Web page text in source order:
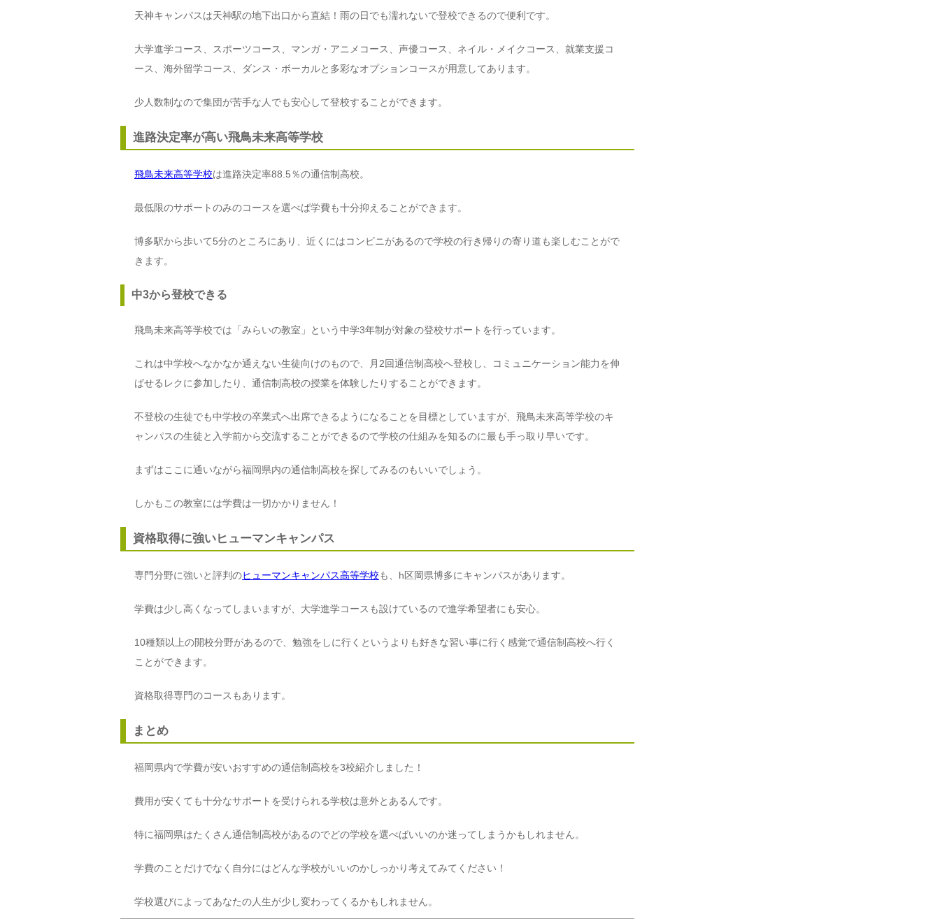
天神キャンパスは天神駅の地下出口から直結！雨の日でも濡れないで登校できるので便利です。
大学進学コース、スポーツコース、マンガ・アニメコース、声優コース、ネイル・メイクコース、就業支援コ
ース、海外留学コース、ダンス・ボーカルと多彩なオプションコースが用意してあります。
少人数制なので集団が苦手な人でも安心して登校することができます。
進路決定率が高い飛鳥未来高等学校
飛鳥未来高等学校は進路決定率88.5％の通信制高校。
最低限のサポートのみのコースを選べば学費も十分抑えることができます。
博多駅から歩いて5分のところにあり、近くにはコンビニがあるので学校の行き帰りの寄り道も楽しむことがで
きます。
中3から登校できる
飛鳥未来高等学校では「みらいの教室」という中学3年制が対象の登校サポートを行っています。
これは中学校へなかなか通えない生徒向けのもので、月2回通信制高校へ登校し、コミュニケーション能力を伸
ばせるレクに参加したり、通信制高校の授業を体験したりすることができます。
不登校の生徒でも中学校の卒業式へ出席できるようになることを目標としていますが、飛鳥未来高等学校のキ
ャンパスの生徒と入学前から交流することができるので学校の仕組みを知るのに最も手っ取り早いです。
まずはここに通いながら福岡県内の通信制高校を探してみるのもいいでしょう。
しかもこの教室には学費は一切かかりません！
資格取得に強いヒューマンキャンパス
専門分野に強いと評判のヒューマンキャンパス高等学校も、h区岡県博多にキャンパスがあります。
学費は少し高くなってしまいますが、大学進学コースも設けているので進学希望者にも安心。
10種類以上の開校分野があるので、勉強をしに行くというよりも好きな習い事に行く感覚で通信制高校へ行く
ことができます。
資格取得専門のコースもあります。
まとめ
福岡県内で学費が安いおすすめの通信制高校を3校紹介しました！
費用が安くても十分なサポートを受けられる学校は意外とあるんです。
特に福岡県はたくさん通信制高校があるのでどの学校を選べばいいのか迷ってしまうかもしれません。
学費のことだけでなく自分にはどんな学校がいいのかしっかり考えてみてください！
学校選びによってあなたの人生が少し変わってくるかもしれません。